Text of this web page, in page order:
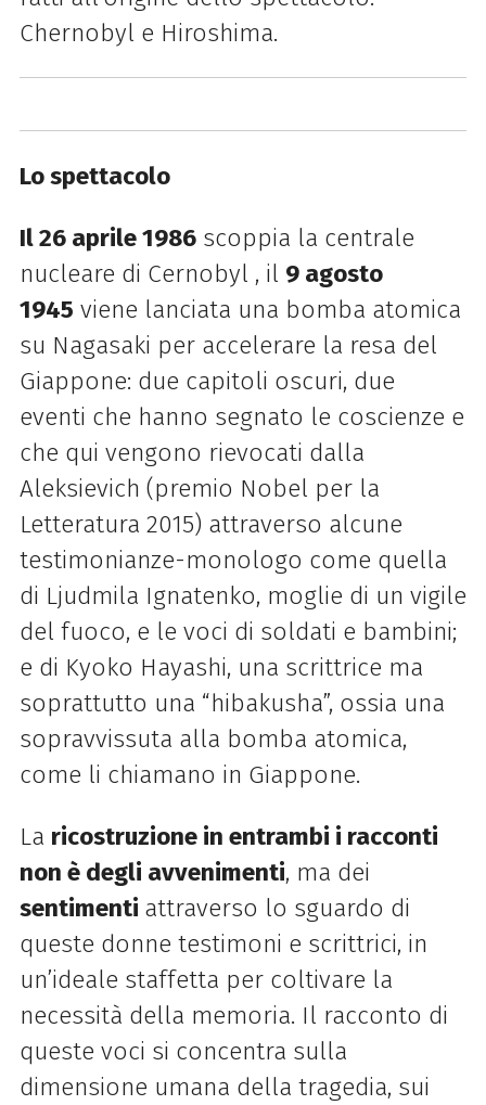
Chernobyl e Hiroshima.
Lo spettacolo
Il 26 aprile 1986scoppia la centrale
nucleare di Cernobyl , il 9 agosto
1945 viene lanciata una bomba atomica
su Nagasaki per accelerare la resa del
Giappone: due capitoli oscuri, due
eventi che hanno segnato le coscienze e
che qui vengono rievocati dalla
Aleksievich (premio Nobel per la
Letteratura 2015) attraverso alcune
testimonianze-monologo come quella
di Ljudmila Ignatenko, moglie di un vigile
del fuoco, e le voci di soldati e bambini;
e di Kyoko Hayashi, una scrittrice ma
soprattutto una “hibakusha”, ossia una
sopravvissuta alla bomba atomica,
come li chiamano in Giappone.
La ricostruzione in entrambi i racconti
non è degli avvenimenti, ma dei
sentimenti attraverso lo sguardo di
queste donne testimoni e scrittrici, in
un’ideale staffetta per coltivare la
necessità della memoria. Il racconto di
queste voci si concentra sulla
dimensione umana della tragedia, sui